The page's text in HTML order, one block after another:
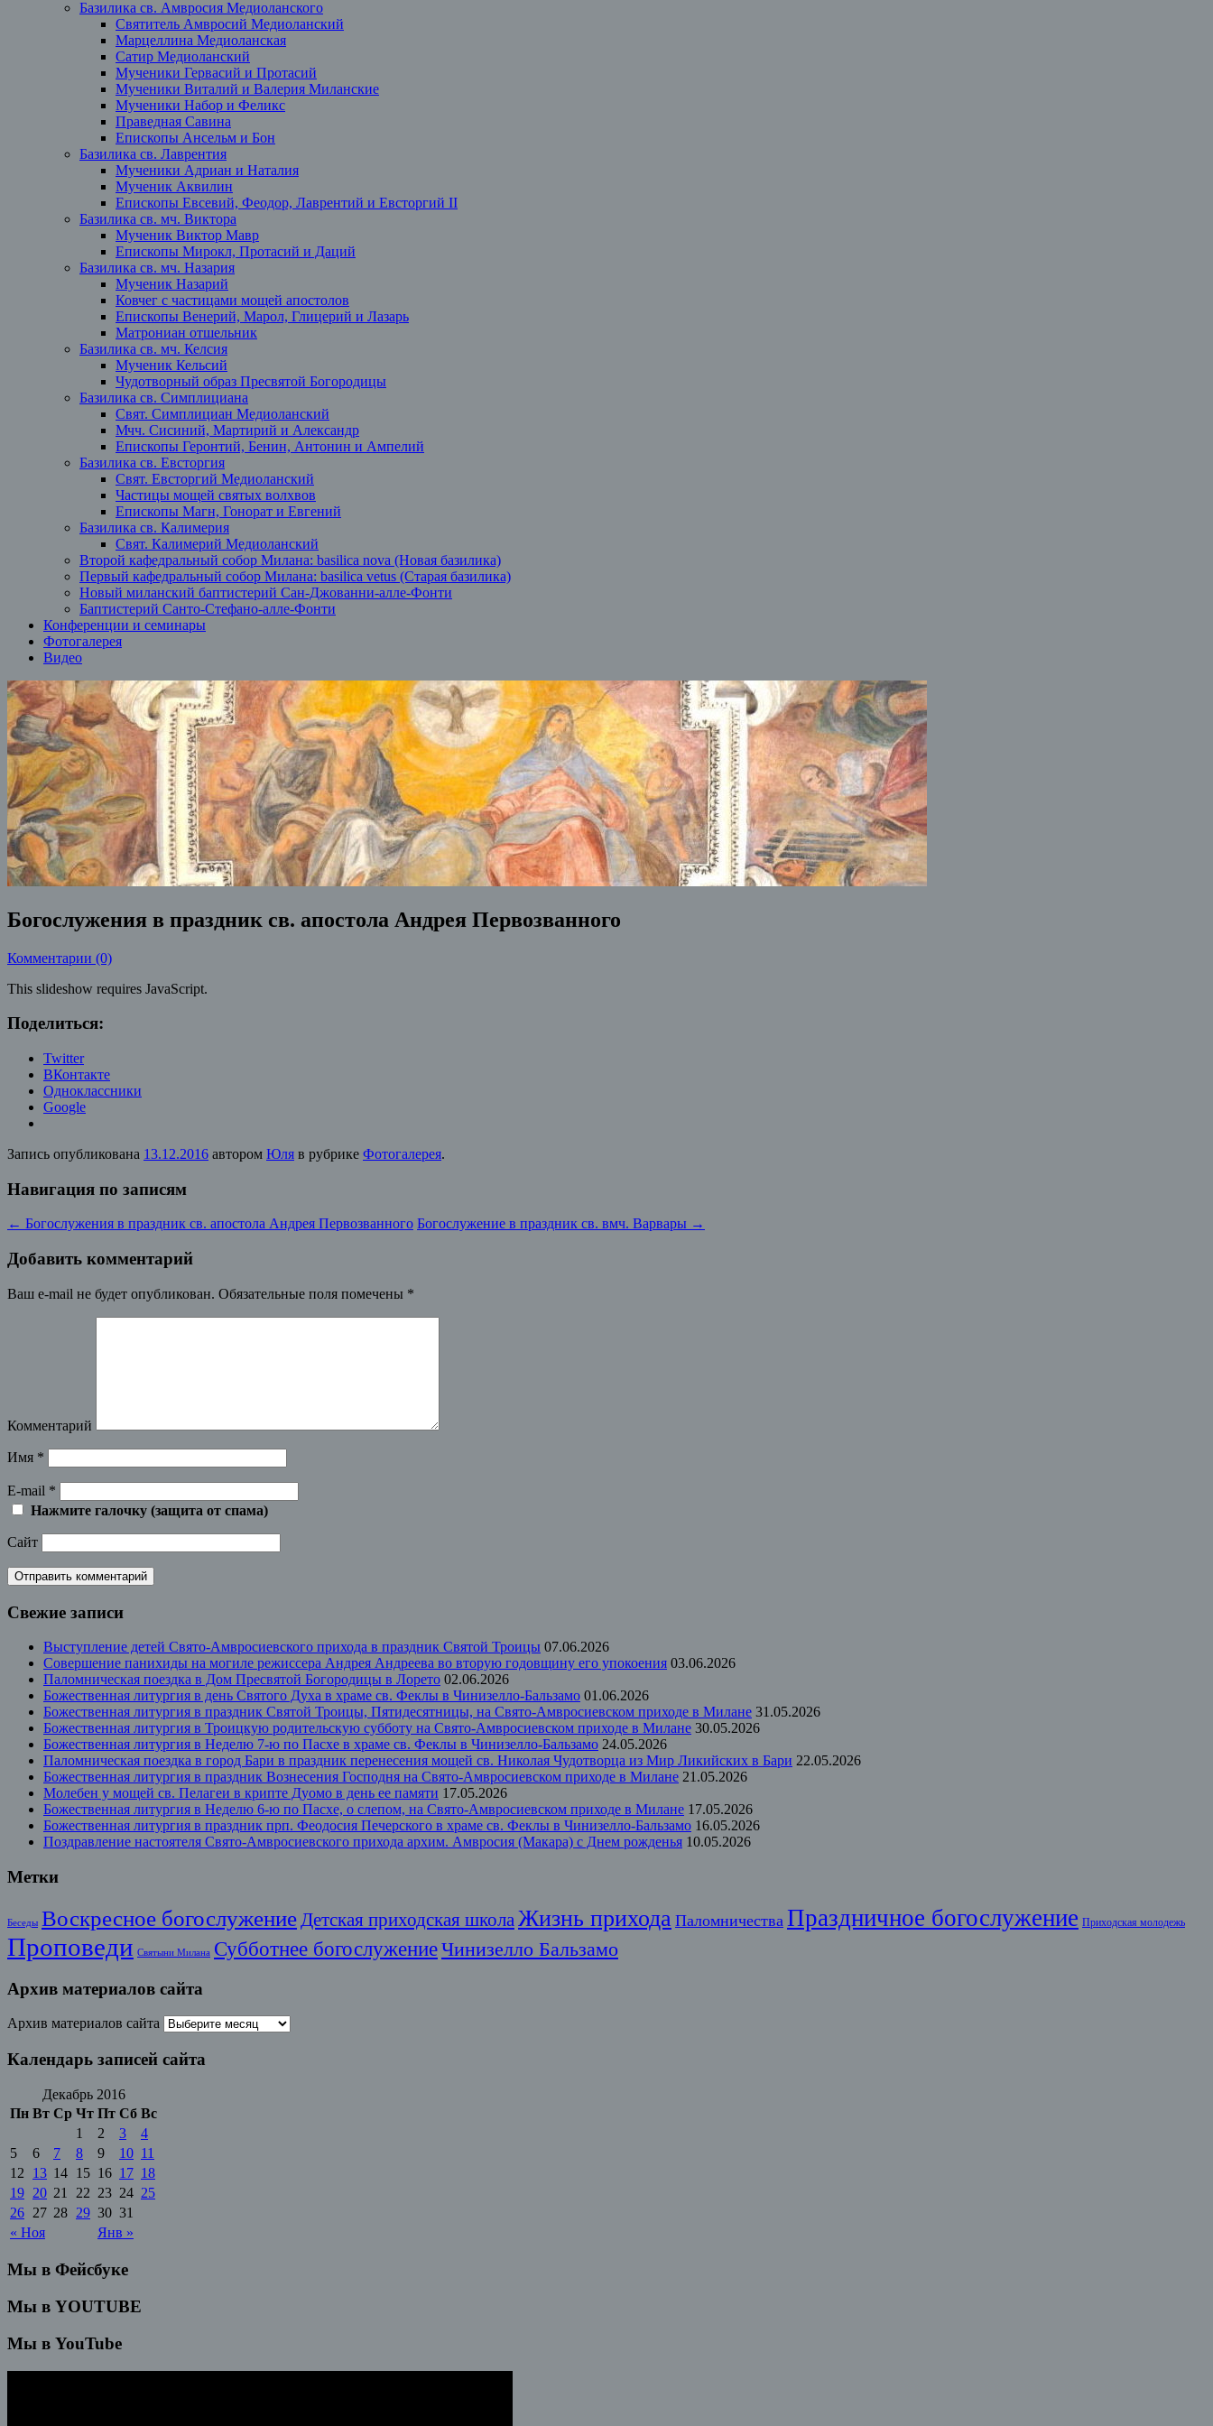
Базилика св. Амвросия Медиоланского
Святитель Амвросий Медиоланский
Марцеллина Медиоланская
Сатир Медиоланский
Мученики Гервасий и Протасий
Мученики Виталий и Валерия Миланские
Мученики Набор и Феликс
Праведная Савина
Епископы Ансельм и Бон
Базилика св. Лаврентия
Мученики Адриан и Наталия
Мученик Аквилин
Епископы Евсевий, Феодор, Лаврентий и Евсторгий II
Базилика св. мч. Виктора
Мученик Виктор Мавр
Епископы Мирокл, Протасий и Даций
Базилика св. мч. Назария
Мученик Назарий
Ковчег с частицами мощей апостолов
Епископы Венерий, Марол, Глицерий и Лазарь
Матрониан отшельник
Базилика св. мч. Келсия
Мученик Кельсий
Чудотворный образ Пресвятой Богородицы
Базилика св. Симплициана
Свят. Симплициан Медиоланский
Мчч. Сисиний, Мартирий и Александр
Епископы Геронтий, Бенин, Антонин и Ампелий
Базилика св. Евсторгия
Свят. Евсторгий Медиоланский
Частицы мощей святых волхвов
Епископы Магн, Гонорат и Евгений
Базилика св. Калимерия
Свят. Калимерий Медиоланский
Второй кафедральный собор Милана: basilica nova (Новая базилика)
Первый кафедральный собор Милана: basilica vetus (Старая базилика)
Новый миланский баптистерий Сан-Джованни-алле-Фонти
Баптистерий Санто-Стефано-алле-Фонти
Конференции и семинары
Фотогалерея
Видео
Богослужения в праздник св. апостола Андрея Первозванного
Комментарии (0)
This slideshow requires JavaScript.
Поделиться:
Twitter
ВКонтакте
Одноклассники
Google
Запись опубликована 13.12.2016 автором Юля в рубрике Фотогалерея.
Навигация по записям
← Богослужения в праздник св. апостола Андрея Первозванного Богослужение в праздник св. вмч. Варвары →
Добавить комментарий
Ваш e-mail не будет опубликован. Обязательные поля помечены *
Комментарий
Имя *
E-mail *
Нажмите галочку (защита от спама)
Сайт
Свежие записи
Выступление детей Свято-Амвросиевского прихода в праздник Святой Троицы 07.06.2026
Совершение панихиды на могиле режиссера Андрея Андреева во вторую годовщину его упокоения 03.06.2026
Паломническая поездка в Дом Пресвятой Богородицы в Лорето 02.06.2026
Божественная литургия в день Святого Духа в храме св. Феклы в Чинизелло-Бальзамо 01.06.2026
Божественная литургия в праздник Святой Троицы, Пятидесятницы, на Свято-Амвросиевском приходе в Милане 31.05.2026
Божественная литургия в Троицкую родительскую субботу на Свято-Амвросиевском приходе в Милане 30.05.2026
Божественная литургия в Неделю 7-ю по Пасхе в храме св. Феклы в Чинизелло-Бальзамо 24.05.2026
Паломническая поездка в город Бари в праздник перенесения мощей св. Николая Чудотворца из Мир Ликийских в Бари 22.05.2026
Божественная литургия в праздник Вознесения Господня на Свято-Амвросиевском приходе в Милане 21.05.2026
Молебен у мощей св. Пелагеи в крипте Дуомо в день ее памяти 17.05.2026
Божественная литургия в Неделю 6-ю по Пасхе, о слепом, на Свято-Амвросиевском приходе в Милане 17.05.2026
Божественная литургия в праздник прп. Феодосия Печерского в храме св. Феклы в Чинизелло-Бальзамо 16.05.2026
Поздравление настоятеля Свято-Амвросиевского прихода архим. Амвросия (Макара) с Днем рожденья 10.05.2026
Метки
Беседы Воскресное богослужение Детская приходская школа Жизнь прихода Паломничества Праздничное богослужение Приходская молодежь
Проповеди Святыни Милана Субботнее богослужениеЧинизелло Бальзамо
Архив материалов сайта
Архив материалов сайта
Календарь записей сайта
Декабрь 2016
Пн Вт Ср Чт Пт Сб Вс
« Ноя Янв »
1 2 3
4
5
6 7 8 9 10 11
12
13 14 15 16 17 18
19 20 21 22 23 24 25
26 27 28 29 30 31
Мы в Фейсбуке
Мы в YOUTUBE
Мы в YouTube